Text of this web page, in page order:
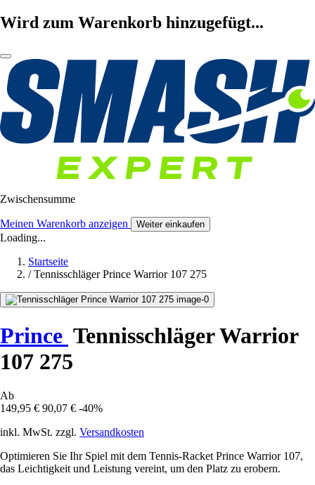
Wird zum Warenkorb hinzugefügt...
Zwischensumme
Meinen Warenkorb anzeigen Weiter einkaufen
Loading...
Startseite
/ Tennisschläger Prince Warrior 107 275
Prince Tennisschläger Warrior
107 275
Ab
149,95 € 90,07 € -40%
inkl. MwSt. zzgl. Versandkosten
Optimieren Sie Ihr Spiel mit dem Tennis-Racket Prince Warrior 107,
das Leichtigkeit und Leistung vereint, um den Platz zu erobern.